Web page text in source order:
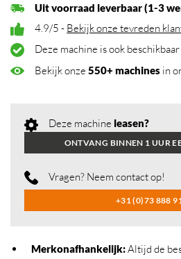
Uit voorraad leverbaar (1-3
4.9/5 - Bekijk onze tevreden
Deze machine is ook
Bekijk onze550+ machines in
Deze machine leasen?
ONTVANG BINNEN 1 UUR
Vragen? Neem contact op!
+31 (0)73 888
Merkonafhankelijk:Altijd de